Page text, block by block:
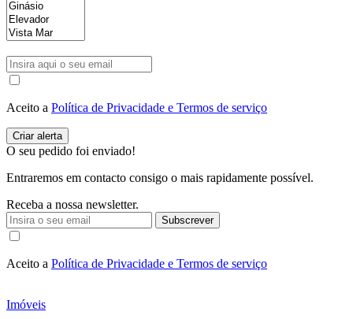
Aceito a Política de Privacidade e Termos de serviço
O seu pedido foi enviado!
Entraremos em contacto consigo o mais rapidamente possível.
Receba a nossa newsletter.
Subscrever
Aceito a Política de Privacidade e Termos de serviço
Imóveis